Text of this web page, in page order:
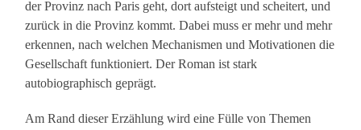
der Provinz nach Paris geht, dort aufsteigt und scheitert, und
zurück in die Provinz kommt. Dabei muss er mehr und mehr
erkennen, nach welchen Mechanismen und Motivationen die
Gesellschaft funktioniert. Der Roman ist stark
autobiographisch geprägt.
Am Rand dieser Erzählung wird eine Fülle von Themen